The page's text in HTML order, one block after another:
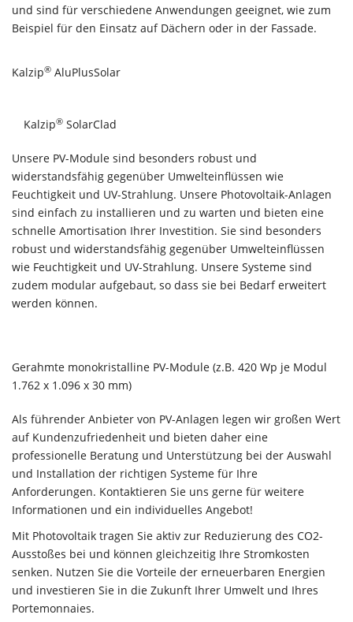
und sind für verschiedene Anwendungen geeignet, wie zum
Beispiel für den Einsatz auf Dächern oder in der Fassade.
Kalzip® AluPlusSolar
Kalzip® SolarClad
Unsere PV-Module sind besonders robust und
widerstandsfähig gegenüber Umwelteinflüssen wie
Feuchtigkeit und UV-Strahlung. Unsere Photovoltaik-Anlagen
sind einfach zu installieren und zu warten und bieten eine
schnelle Amortisation Ihrer Investition. Sie sind besonders
robust und widerstandsfähig gegenüber Umwelteinflüssen
wie Feuchtigkeit und UV-Strahlung. Unsere Systeme sind
zudem modular aufgebaut, so dass sie bei Bedarf erweitert
werden können.
Gerahmte monokristalline PV-Module (z.B. 420 Wp je Modul
1.762 x 1.096 x 30 mm)
Als führender Anbieter von PV-Anlagen legen wir großen Wert
auf Kundenzufriedenheit und bieten daher eine
professionelle Beratung und Unterstützung bei der Auswahl
und Installation der richtigen Systeme für Ihre
Anforderungen. Kontaktieren Sie uns gerne für weitere
Informationen und ein individuelles Angebot!
Mit Photovoltaik tragen Sie aktiv zur Reduzierung des CO2-
Ausstoßes bei und können gleichzeitig Ihre Stromkosten
senken. Nutzen Sie die Vorteile der erneuerbaren Energien
und investieren Sie in die Zukunft Ihrer Umwelt und Ihres
Portemonnaies.